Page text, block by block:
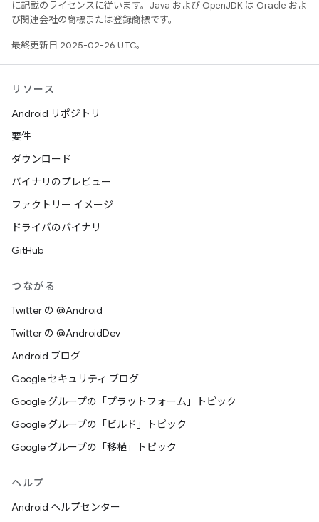
に記載のライセンスに従います。Java および OpenJDK は Oracle およ
び関連会社の商標または登録商標です。
最終更新日 2025-02-26 UTC。
リソース
Android リポジトリ
要件
ダウンロード
バイナリのプレビュー
ファクトリー イメージ
ドライバのバイナリ
GitHub
つながる
Twitter の @Android
Twitter の @AndroidDev
Android ブログ
Google セキュリティ ブログ
Google グループの「プラットフォーム」トピック
Google グループの「ビルド」トピック
Google グループの「移植」トピック
ヘルプ
Android ヘルプセンター